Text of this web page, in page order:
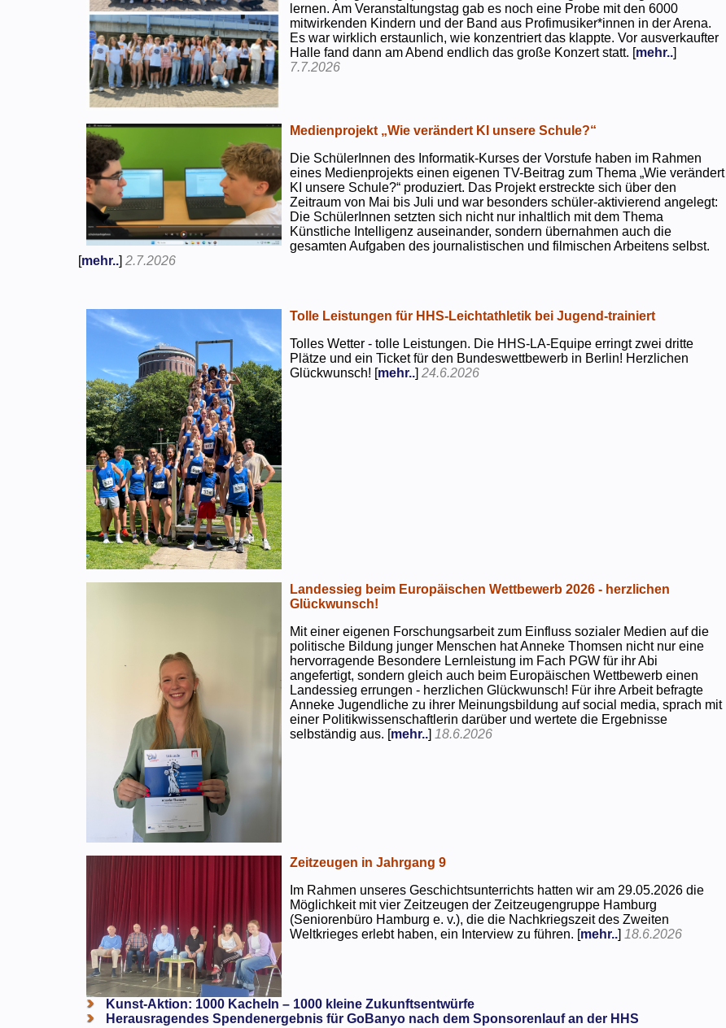
lernen. Am Veranstaltungstag gab es noch eine Probe mit den 6000
mitwirkenden Kindern und der Band aus Profimusiker*innen in der Arena.
Es war wirklich erstaunlich, wie konzentriert das klappte. Vor ausverkaufter
Halle fand dann am Abend endlich das große Konzert statt. [mehr..]
7.7.2026
Medienprojekt „Wie verändert KI unsere Schule?“
Die SchülerInnen des Informatik-Kurses der Vorstufe haben im Rahmen
eines Medienprojekts einen eigenen TV-Beitrag zum Thema „Wie verändert
KI unsere Schule?“ produziert. Das Projekt erstreckte sich über den
Zeitraum von Mai bis Juli und war besonders schüler-aktivierend angelegt:
Die SchülerInnen setzten sich nicht nur inhaltlich mit dem Thema
Künstliche Intelligenz auseinander, sondern übernahmen auch die
gesamten Aufgaben des journalistischen und filmischen Arbeitens selbst.
[mehr..]2.7.2026
Tolle Leistungen für HHS-Leichtathletik bei Jugend-trainiert
Tolles Wetter - tolle Leistungen. Die HHS-LA-Equipe erringt zwei dritte
Plätze und ein Ticket für den Bundeswettbewerb in Berlin! Herzlichen
Glückwunsch! [mehr..]24.6.2026
Landessieg beim Europäischen Wettbewerb 2026 - herzlichen
Glückwunsch!
Mit einer eigenen Forschungsarbeit zum Einfluss sozialer Medien auf die
politische Bildung junger Menschen hat Anneke Thomsen nicht nur eine
hervorragende Besondere Lernleistung im Fach PGW für ihr Abi
angefertigt, sondern gleich auch beim Europäischen Wettbewerb einen
Landessieg errungen - herzlichen Glückwunsch! Für ihre Arbeit befragte
Anneke Jugendliche zu ihrer Meinungsbildung auf social media, sprach mit
einer Politikwissenschaftlerin darüber und wertete die Ergebnisse
selbständig aus. [mehr..] 18.6.2026
Zeitzeugen in Jahrgang 9
Im Rahmen unseres Geschichtsunterrichts hatten wir am 29.05.2026 die
Möglichkeit mit vier Zeitzeugen der Zeitzeugengruppe Hamburg
(Seniorenbüro Hamburg e. v.), die die Nachkriegszeit des Zweiten
Weltkrieges erlebt haben, ein Interview zu führen. [mehr..] 18.6.2026
Kunst-Aktion: 1000 Kacheln – 1000 kleine Zukunftsentwürfe
Herausragendes Spendenergebnis für GoBanyo nach dem Sponsorenlauf an der HHS